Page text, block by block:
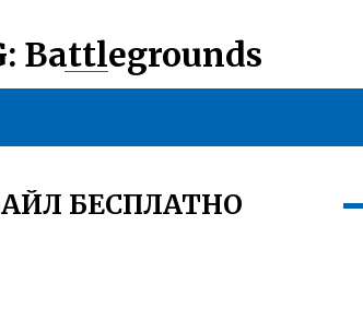
Battlegrounds
БЕСПЛАТНО